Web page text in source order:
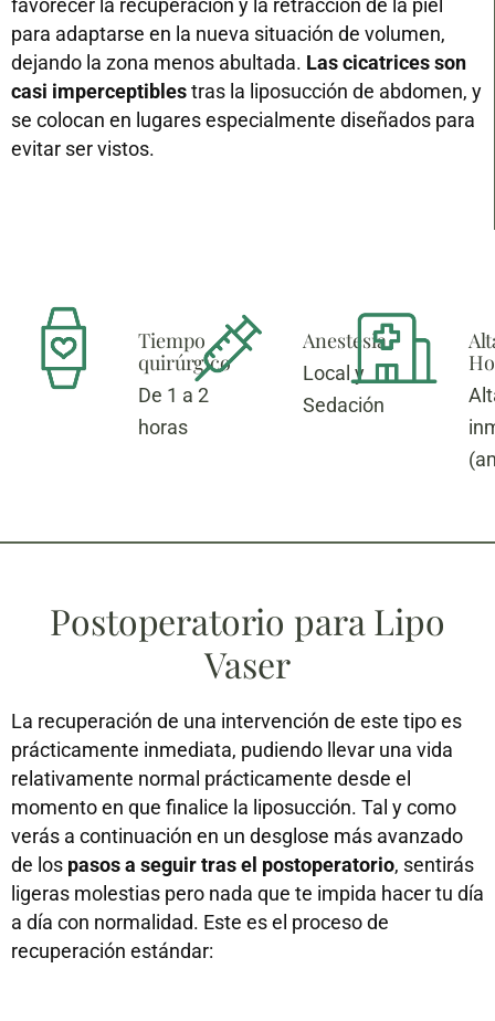
favorecer la recuperación y la retracción de la piel
para adaptarse en la nueva situación de volumen,
dejando la zona menos abultada. Las cicatrices son
casi imperceptiblestras la liposucción de abdomen, y
se colocan en lugares especialmente diseñados para
evitar ser vistos.
Tiempo
quirúrgico
De 1 a 2
horas
Anestesia
Local y
Sedación
Postoperatorio para Lipo
Vaser
La recuperación de una intervención de este tipo es
prácticamente inmediata, pudiendo llevar una vida
relativamente normal prácticamente desde el
momento en que finalice la liposucción. Tal y como
verás a continuación en un desglose más avanzado
de los pasos a seguir tras el postoperatorio, sentirás
ligeras molestias pero nada que te impida hacer tu día
a día con normalidad. Este es el proceso de
recuperación estándar: